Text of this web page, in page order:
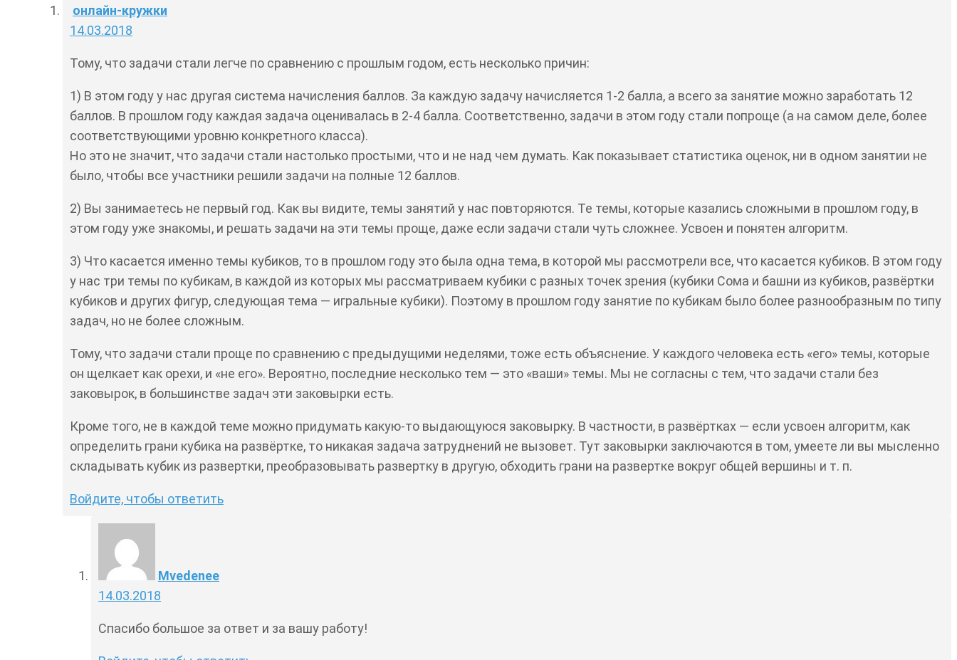
онлайн-кружки
14.03.2018
Тому, что задачи стали легче по сравнению с прошлым годом, есть несколько причин:
1) В этом году у нас другая система начисления баллов. За каждую задачу начисляется 1-2 балла, а всего за занятие можно заработать 12
баллов. В прошлом году каждая задача оценивалась в 2-4 балла. Соответственно, задачи в этом году стали попроще (а на самом деле, более
соответствующими уровню конкретного класса).
Но это не значит, что задачи стали настолько простыми, что и не над чем думать. Как показывает статистика оценок, ни в одном занятии не
было, чтобы все участники решили задачи на полные 12 баллов.
2) Вы занимаетесь не первый год. Как вы видите, темы занятий у нас повторяются. Те темы, которые казались сложными в прошлом году, в
этом году уже знакомы, и решать задачи на эти темы проще, даже если задачи стали чуть сложнее. Усвоен и понятен алгоритм.
3) Что касается именно темы кубиков, то в прошлом году это была одна тема, в которой мы рассмотрели все, что касается кубиков. В этом году
у нас три темы по кубикам, в каждой из которых мы рассматриваем кубики с разных точек зрения (кубики Сома и башни из кубиков, развёртки
кубиков и других фигур, следующая тема — игральные кубики). Поэтому в прошлом году занятие по кубикам было более разнообразным по типу
задач, но не более сложным.
Тому, что задачи стали проще по сравнению с предыдущими неделями, тоже есть объяснение. У каждого человека есть «его» темы, которые
он щелкает как орехи, и «не его». Вероятно, последние несколько тем — это «ваши» темы. Мы не согласны с тем, что задачи стали без
заковырок, в большинстве задач эти заковырки есть.
Кроме того, не в каждой теме можно придумать какую-то выдающуюся заковырку. В частности, в развёртках — если усвоен алгоритм, как
определить грани кубика на развёртке, то никакая задача затруднений не вызовет. Тут заковырки заключаются в том, умеете ли вы мысленно
складывать кубик из развертки, преобразовывать развертку в другую, обходить грани на развертке вокруг общей вершины и т. п.
Войдите, чтобы ответить
Mvedenee
14.03.2018
Спасибо большое за ответ и за вашу работу!